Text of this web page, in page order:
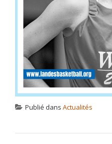
Publié dans Actualités